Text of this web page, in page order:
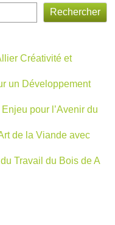
Rechercher
Créativité et
un Développement
pour l’Avenir du
de la Viande avec
Travail du Bois de A